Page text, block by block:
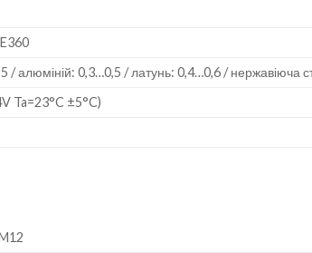
/ алюміній: 0,3…0,5 / латунь: 0,4…0,6 / нержавіюча
Ta=23°C ±5°C)